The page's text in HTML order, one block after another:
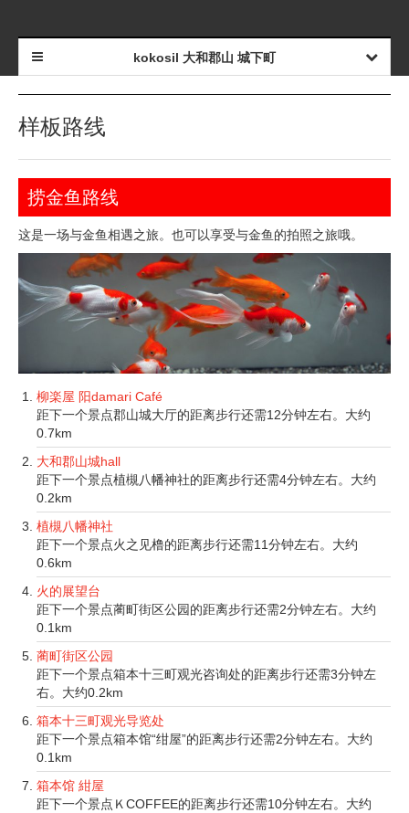
kokosil 大和郡山 城下町
样板路线
捞金鱼路线
这是一场与金鱼相遇之旅。也可以享受与金鱼的拍照之旅哦。
柳楽屋 阳damari Café
距下一个景点郡山城大厅的距离步行还需12分钟左右。大约
0.7km
大和郡山城hall
距下一个景点植槻八幡神社的距离步行还需4分钟左右。大约
0.2km
植槻八幡神社
距下一个景点火之见橹的距离步行还需11分钟左右。大约
0.6km
火的展望台
距下一个景点蔺町街区公园的距离步行还需2分钟左右。大约
0.1km
蔺町街区公园
距下一个景点箱本十三町观光咨询处的距离步行还需3分钟左
右。大约0.2km
箱本十三町观光导览处
距下一个景点箱本馆“绀屋”的距离步行还需2分钟左右。大约
0.1km
箱本馆 紺屋
距下一个景点ＫCOFFEE的距离步行还需10分钟左右。大约